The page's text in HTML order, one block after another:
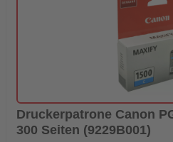
Druckerpatrone Canon
300 Seiten (9229B001)